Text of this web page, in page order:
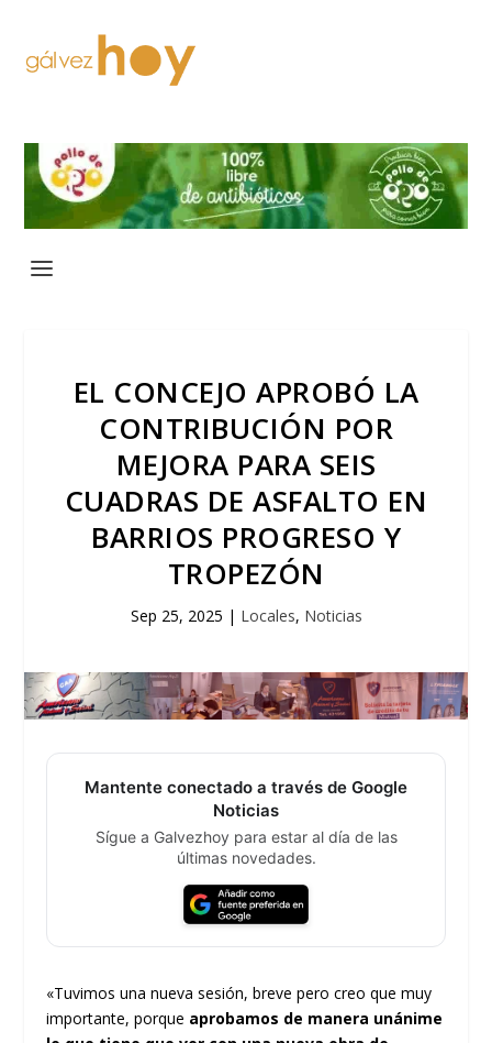
EL CONCEJO APROBÓ LA
CONTRIBUCIÓN POR
MEJORA PARA SEIS
CUADRAS DE ASFALTO EN
BARRIOS PROGRESO Y
TROPEZÓN
Sep 25, 2025 | Locales, Noticias
Mantente conectado a través de Google
Noticias
Sígue a Galvezhoy para estar al día de las
últimas novedades.
«Tuvimos una nueva sesión, breve pero creo que muy
importante, porque aprobamos de manera unánime